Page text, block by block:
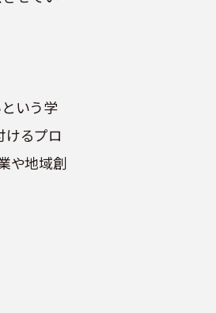
いう学
けるプロ
や地域創